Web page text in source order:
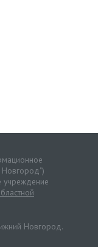
Новгород")
учреждение
Новгород.